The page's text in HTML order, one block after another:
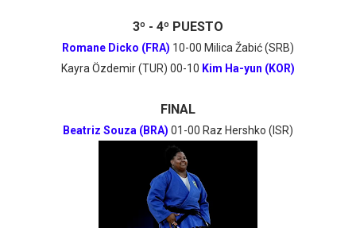
3º - 4º PUESTO
Romane Dicko (FRA) 10-00 Milica Žabić (SRB)
Kayra Özdemir (TUR) 00-10 Kim Ha-yun (KOR)
FINAL
Beatriz Souza (BRA) 01-00 Raz Hershko (ISR)